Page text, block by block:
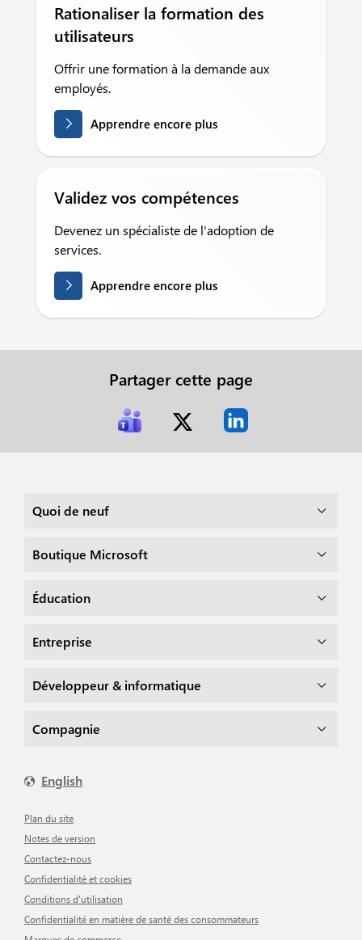
Rationaliser la formation des
utilisateurs
Offrir une formation à la demande aux
employés.
Apprendre encore plus
Validez vos compétences
Devenez un spécialiste de l'adoption de
services.
Apprendre encore plus
Partager cette page
Quoi de neuf
Boutique Microsoft
Éducation
Entreprise
Développeur & informatique
Compagnie
English
Plan du site
Notes de version
Contactez-nous
Confidentialité et cookies
Conditions d'utilisation
Confidentialité en matière de santé des consommateurs